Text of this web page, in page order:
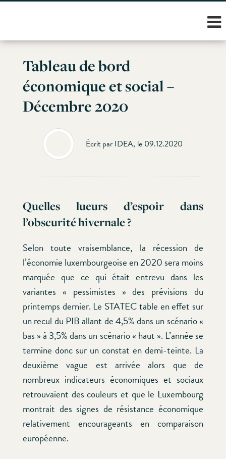
Skip
content
Tableau de bord
économique et social –
Décembre 2020
Écrit par IDEA, le 09.12.2020
Quelles lueurs d’espoir dans
l’obscurité hivernale ?
Selon toute vraisemblance, la récession de
l’économie luxembourgeoise en 2020 sera moins
marquée que ce qui était entrevu dans les
variantes « pessimistes » des prévisions du
printemps dernier. Le STATEC table en effet sur
un recul du PIB allant de 4,5% dans un scénario «
bas » à 3,5% dans un scénario « haut ». L’année se
termine donc sur un constat en demi-teinte. La
deuxième vague est arrivée alors que de
nombreux indicateurs économiques et sociaux
retrouvaient des couleurs et que le Luxembourg
montrait des signes de résistance économique
relativement encourageants en comparaison
européenne.